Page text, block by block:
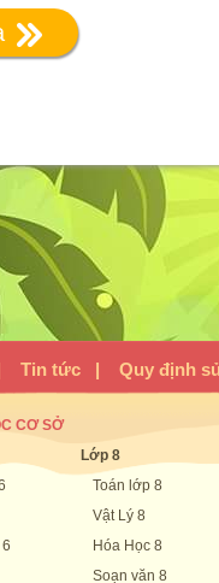
Tin tức | Quy định
CƠ SỞ
Lớp 8
Toán lớp 8
Vật Lý 8
Hóa Học 8
Soạn văn 8